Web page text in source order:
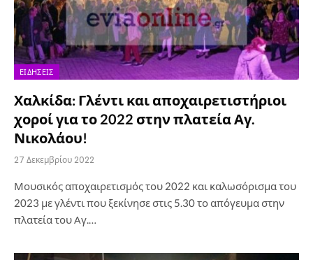
ΕΙΔΉΣΕΙΣ
Χαλκίδα: Γλέντι και αποχαιρετιστήριοι
χοροί για το 2022 στην πλατεία Αγ.
Νικολάου!
27 Δεκεμβρίου 2022
Μουσικός αποχαιρετισμός του 2022 και καλωσόρισμα του
2023 με γλέντι που ξεκίνησε στις 5.30 το απόγευμα στην
πλατεία του Αγ.…